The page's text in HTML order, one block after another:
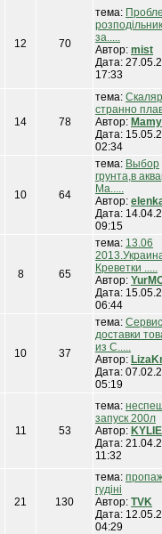
12 70
тема:
за.....
Автор: mist
Дата:
17:33
14 78
тема:
странно
Автор:
Дата:
02:34
10 64
тема: Выбор
грунта,в
Ма.....
Автор:
Дата:
09:15
8 65
тема: 13.06
Креветки .....
Автор:
Дата:
06:44
10 37
тема: Сервис
доставки
из С.....
Автор:
Дата:
05:19
11 53
тема:
запуск 200л
Автор: KYLІE
Дата:
11:32
21 130
тема:
гудіні
Автор: TVK
Дата:
04:29